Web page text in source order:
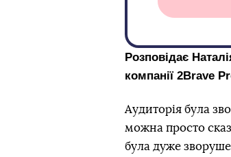
Розповідає
компанії 2Brave
Аудиторія була
можна просто
була дуже